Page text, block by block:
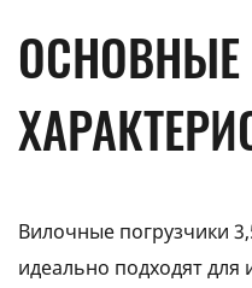
ОСНОВНЫЕ
Вилочные погрузчики
идеально подходят для